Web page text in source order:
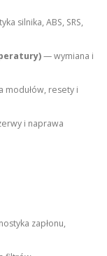
silnika, ABS, SRS,
— wymiana i
modułów, resety i
i naprawa
zapłonu,